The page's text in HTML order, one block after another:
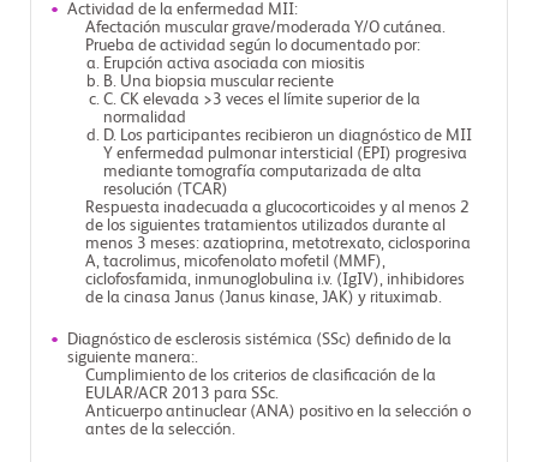
Actividad de la enfermedad MII:
Afectación muscular grave/moderada Y/O cutánea.
Prueba de actividad según lo documentado por:
Erupción activa asociada con miositis
B. Una biopsia muscular reciente
C. CK elevada >3 veces el límite superior de la
normalidad
D. Los participantes recibieron un diagnóstico de MII
Y enfermedad pulmonar intersticial (EPI) progresiva
mediante tomografía computarizada de alta
resolución (TCAR)
Respuesta inadecuada a glucocorticoides y al menos 2
de los siguientes tratamientos utilizados durante al
menos 3 meses: azatioprina, metotrexato, ciclosporina
A, tacrolimus, micofenolato mofetil (MMF),
ciclofosfamida, inmunoglobulina i.v. (IgIV), inhibidores
de la cinasa Janus (Janus kinase, JAK) y rituximab.
Diagnóstico de esclerosis sistémica (SSc) definido de la
siguiente manera:.
Cumplimiento de los criterios de clasificación de la
EULAR/ACR 2013 para SSc.
Anticuerpo antinuclear (ANA) positivo en la selección o
antes de la selección.